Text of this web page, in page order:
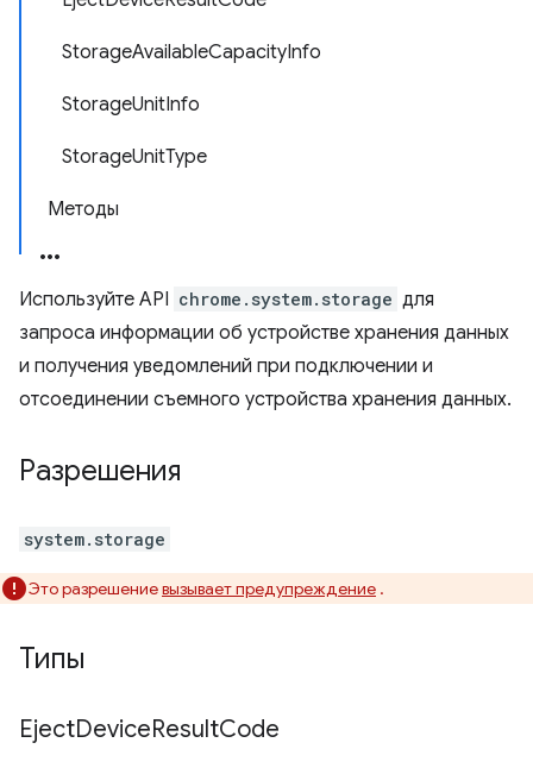
StorageAvailableCapacityInfo
StorageUnitInfo
StorageUnitType
Методы
Используйте API chrome.system.storage для
запроса информации об устройстве хранения данных
и получения уведомлений при подключении и
отсоединении съемного устройства хранения данных.
Разрешения
system.storage
Это разрешениевызывает предупреждение .
Типы
EjectDeviceResultCode